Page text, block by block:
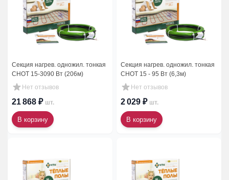
Секция нагрев. одножил. тонкая
СНОТ 15-3090 Вт (206м)
Нет отзывов
21 868 ₽ шт.
В корзину
Секция нагрев. одножил. тонкая
СНОТ 15 - 95 Вт (6,3м)
Нет отзывов
2 029 ₽ шт.
В корзину